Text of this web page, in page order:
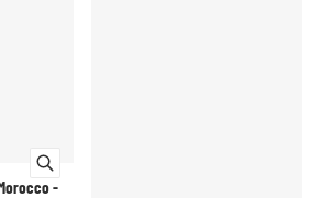
-